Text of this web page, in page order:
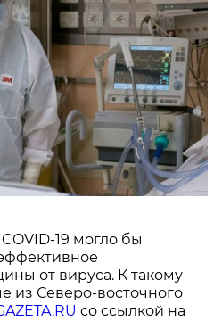
19 могло бы
от вируса. К такому
из Северо-восточного
со ссылкой на